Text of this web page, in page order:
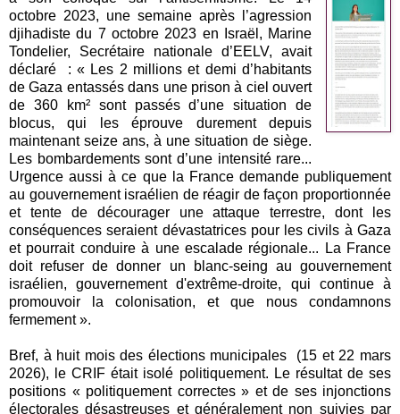
octobre 2023, une semaine après l’agression
djihadiste du 7 octobre 2023 en Israël, Marine
Tondelier, Secrétaire nationale d’EELV, avait
déclaré : « Les 2 millions et demi d’habitants
de Gaza entassés dans une prison à ciel ouvert
de 360 km² sont passés d’une situation de
blocus, qui les éprouve durement depuis
maintenant seize ans, à une situation de siège.
Les bombardements sont d’une intensité rare...
Urgence aussi à ce que la France demande publiquement
au gouvernement israélien de réagir de façon proportionnée
et tente de décourager une attaque terrestre, dont les
conséquences seraient dévastatrices pour les civils à Gaza
et pourrait conduire à une escalade régionale... La France
doit refuser de donner un blanc-seing au gouvernement
israélien, gouvernement d'extrême-droite, qui continue à
promouvoir la colonisation, et que nous condamnons
fermement ».
Bref, à huit mois des élections municipales (15 et 22 mars
2026), le CRIF était isolé politiquement. Le résultat de ses
positions « politiquement correctes » et de ses injonctions
électorales désastreuses et généralement non suivies par